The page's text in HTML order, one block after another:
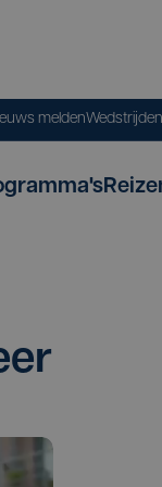
meldenWedstrijden